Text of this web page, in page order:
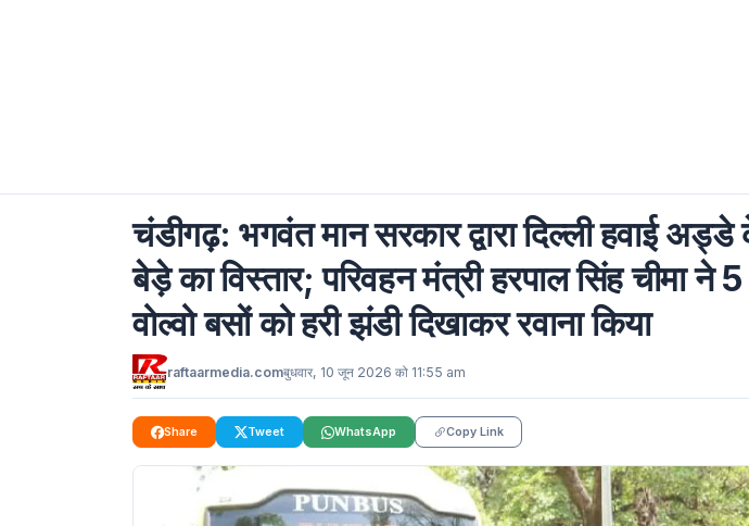
चंडीगढ़: भगवंत मान सरकार द्वारा दिल्ली हवाई
बेड़े का विस्तार; परिवहन मंत्री हरपाल सिंह चीमा ने
वोल्वो बसों को हरी झंडी दिखाकर रवाना किया
raftaarmedia.comबुधवार, 10 जून 2026 को 11:55 am
Share Tweet WhatsApp Copy Link